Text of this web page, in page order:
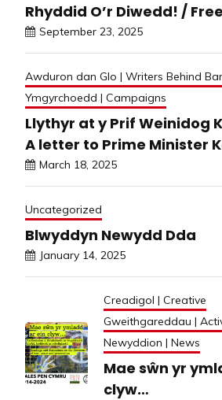
Rhyddid O’r Diwedd! /
September 23, 2025
Awduron dan Glo | Writers Behind
Ymgyrchoedd | Campaigns
Llythyr at y Prif Weinidog
A letter to Prime Minister
March 18, 2025
Uncategorized
Blwyddyn Newydd Dda
January 14, 2025
Creadigol | Creative
Gweithgareddau |
Newyddion | News
Mae sŵn yr
clyw…